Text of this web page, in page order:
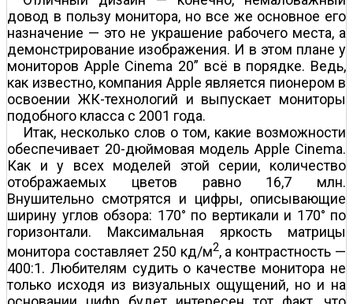
довод в пользу монитора, но все же основное его
назначение — это не украшение рабочего места, а
демонстрирование изображения. И в этом плане у
мониторов Apple Cinema 20” всё в порядке. Ведь,
как известно, компания Apple является пионером в
освоении ЖК-технологий и выпускает мониторы
подобного класса с 2001 года.
Итак, несколько слов о том, какие возможности
обеспечивает 20-дюймовая модель Apple Cinema.
Как и у всех моделей этой серии, количество
отображаемых цветов равно 16,7 млн.
Внушительно смотрятся и цифры, описывающие
ширину углов обзора: 170° по вертикали и 170° по
горизонтали. Максимальная яркость матрицы
монитора составляет 250 кд/м2, а контрастность —
400:1. Любителям судить о качестве монитора не
только исходя из визуальных ощущений, но и на